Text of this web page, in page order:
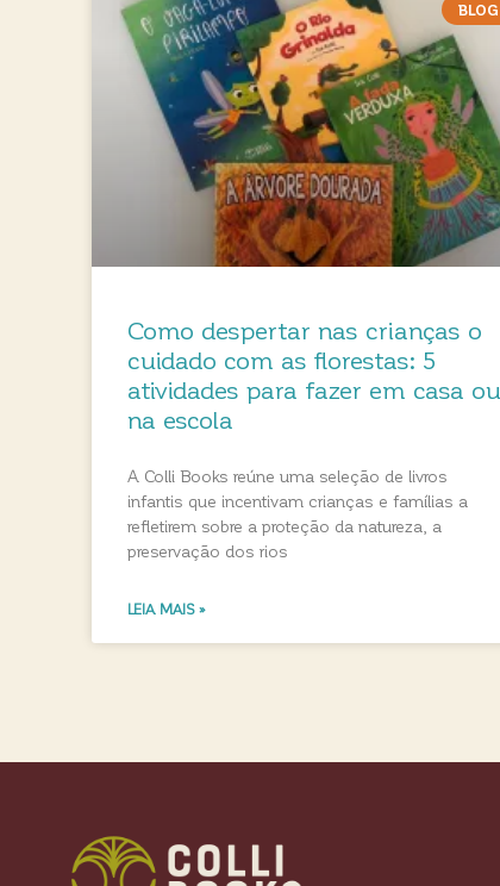
BLOG
Como despertar nas crianças o
cuidado com as florestas: 5
atividades para fazer em casa ou
na escola
A Colli Books reúne uma seleção de livros
infantis que incentivam crianças e famílias a
refletirem sobre a proteção da natureza, a
preservação dos rios
LEIA MAIS »